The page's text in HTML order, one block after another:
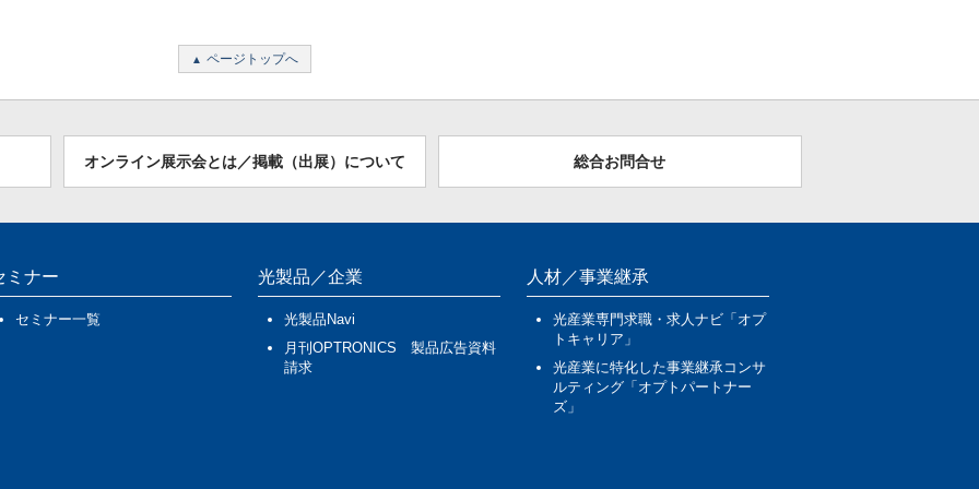
ページトップへ
オンライン展示会とは／掲載（出展）について 総合お問合せ